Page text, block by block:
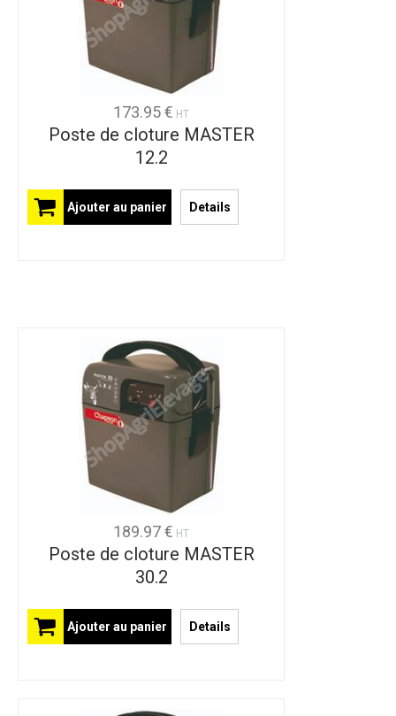
173.95 € HT
Poste de cloture MASTER
12.2
Ajouter au panier Details
189.97 € HT
Poste de cloture MASTER
30.2
Ajouter au panier Details